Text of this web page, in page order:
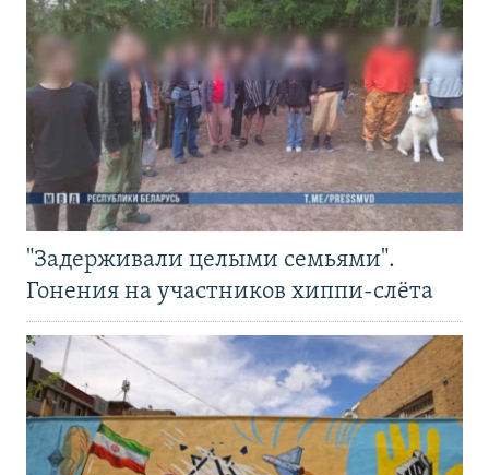
"Задерживали целыми семьями".
Гонения на участников хиппи-слёта